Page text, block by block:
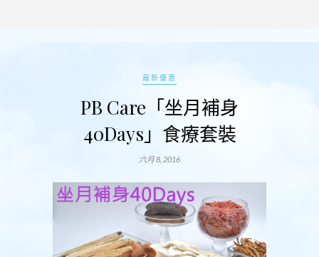
最新優惠
PB Care「坐月補身
40Days」食療套裝
六月 8, 2016